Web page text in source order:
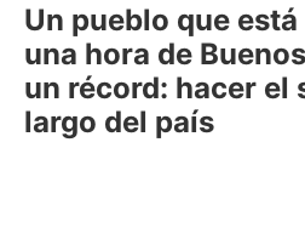
Un pueblo que
una hora de
un récord: hacer el
largo del país